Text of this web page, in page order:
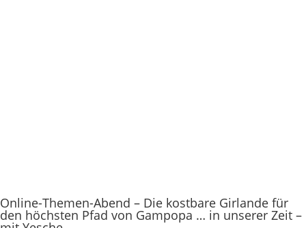
Online-Themen-Abend – Die kostbare Girlande für
den höchsten Pfad von Gampopa … in unserer Zeit –